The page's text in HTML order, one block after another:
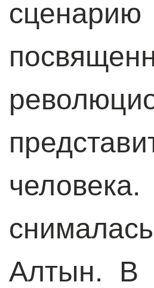
Алтын. В